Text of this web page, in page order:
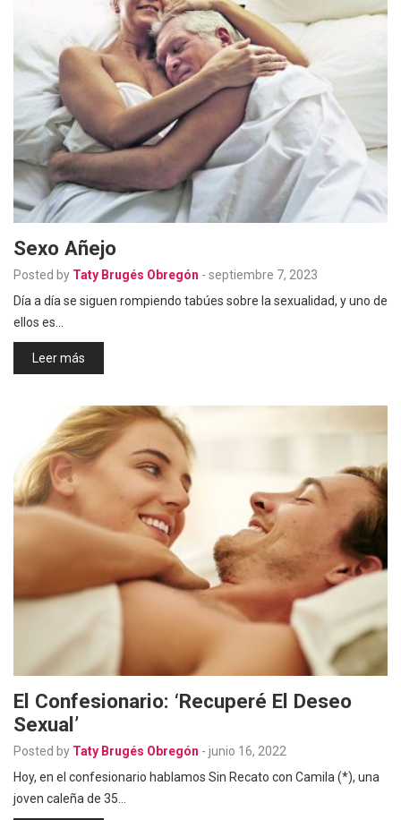
Sexo Añejo
Posted by Taty Brugés Obregón - septiembre 7, 2023
Día a día se siguen rompiendo tabúes sobre la sexualidad, y uno de
ellos es…
Leer más
El Confesionario: ‘Recuperé El Deseo
Sexual’
Posted by Taty Brugés Obregón - junio 16, 2022
Hoy, en el confesionario hablamos Sin Recato con Camila (*), una
joven caleña de 35…